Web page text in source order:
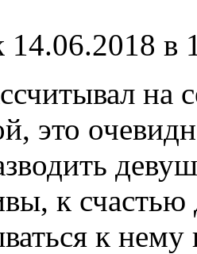
14.06.2018 в
на
это
к счастью
к